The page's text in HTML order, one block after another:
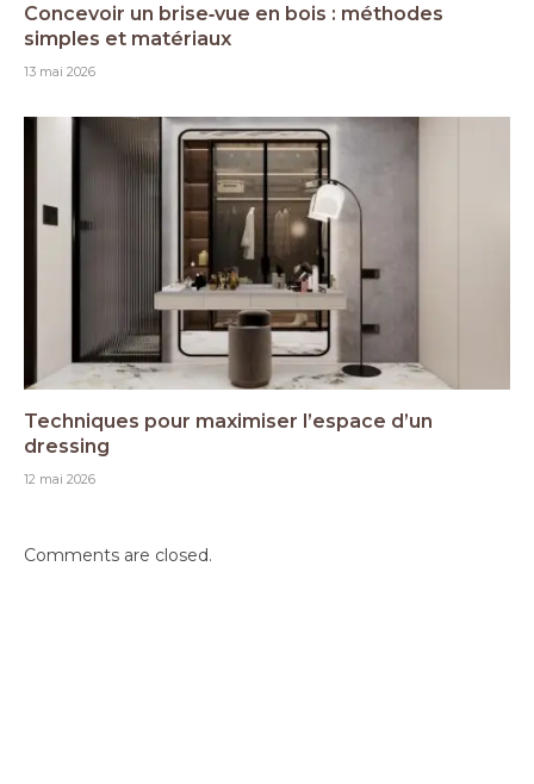
Concevoir un brise‑vue en bois : méthodes
simples et matériaux
13 mai 2026
Techniques pour maximiser l’espace d’un
dressing
12 mai 2026
Comments are closed.